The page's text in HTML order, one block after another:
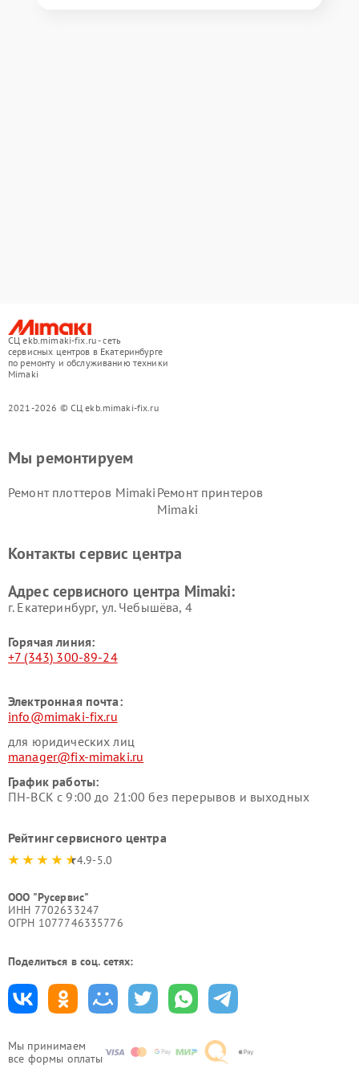
СЦ ekb.mimaki-fix.ru - сеть
сервисных центров в Екатеринбурге
по ремонту и обслуживанию техники
Mimaki
2021-2026 © СЦ ekb.mimaki-fix.ru
Мы принимаем
все формы оплаты
Мы ремонтируем
Ремонт плоттеров Mimaki Ремонт принтеров
Mimaki
Контакты сервис центра
Адрес сервисного центра Mimaki:
г. Екатеринбург, ул. Чебышёва, 4
Горячая линия:
+7 (343) 300-89-24
Электронная почта:
info@mimaki-fix.ru
для юридических лиц
manager@fix-mimaki.ru
График работы:
ПН-ВСК с 9:00 до 21:00 без перерывов и выходных
Рейтинг сервисного центра
4.9-5.0
ООО "Русервис"
ИНН 7702633247
ОГРН 1077746335776
Поделиться в соц. сетях: